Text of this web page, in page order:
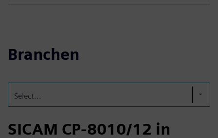
Branchen
Select...
SICAM CP-8010/12 in